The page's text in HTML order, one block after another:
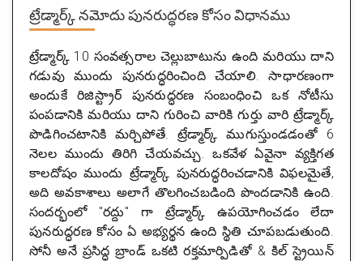
ట్రేడ్మార్క్ నమోదు పునరుద్ధరణ కోసం విధానము
ట్రేడ్మార్క్ 10 సంవత్సరాల చెల్లుబాటును ఉంది మరియు దాని
గడువు ముందు పునరుద్ధరించింది చేయాలి. సాధారణంగా
అందుకే రిజిస్ట్రార్ పునరుద్ధరణ సంబంధించి ఒక నోటీసు
పంపడానికి మరియు దాని గురించి వారికి గుర్తు వారి ట్రేడ్మార్క్
పొడిగించటానికి మర్చిపోతే. ట్రేడ్మార్క్ ముగుస్తుండడంతో 6
నెలల ముందు తిరిగి చేయవచ్చు. ఒకవేళ ఏవైనా వ్యక్తిగత
కాలదోషం ముందు ట్రేడ్మార్క్ పునరుద్ధరించడానికి విఫలమైతే,
అది అవకాశాలు అలాగే తొలగించబడింది పొందడానికి ఉంది.
సందర్భంలో "రద్దు" గా ట్రేడ్మార్క్ ఉపయోగించడం లేదా
పునరుద్ధరణ కోసం ఏ అభ్యర్థన ఉంది స్థితి చూపబడుతుంది.
సోనీ అనే ప్రసిద్ధ బ్రాండ్ ఒకటి రక్తమార్పిడితో & కిల్ స్ట్రెయిన్